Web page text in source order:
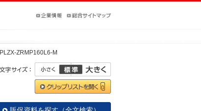
PLZX-ZRMP160L6-M